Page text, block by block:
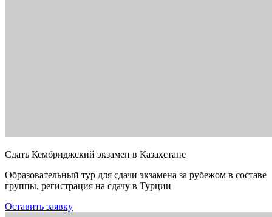
Сдать Кембриджский экзамен в Казахстане
Образовательный тур для сдачи экзамена за рубежом в составе
группы, регистрация на сдачу в Турции
Оставить заявку